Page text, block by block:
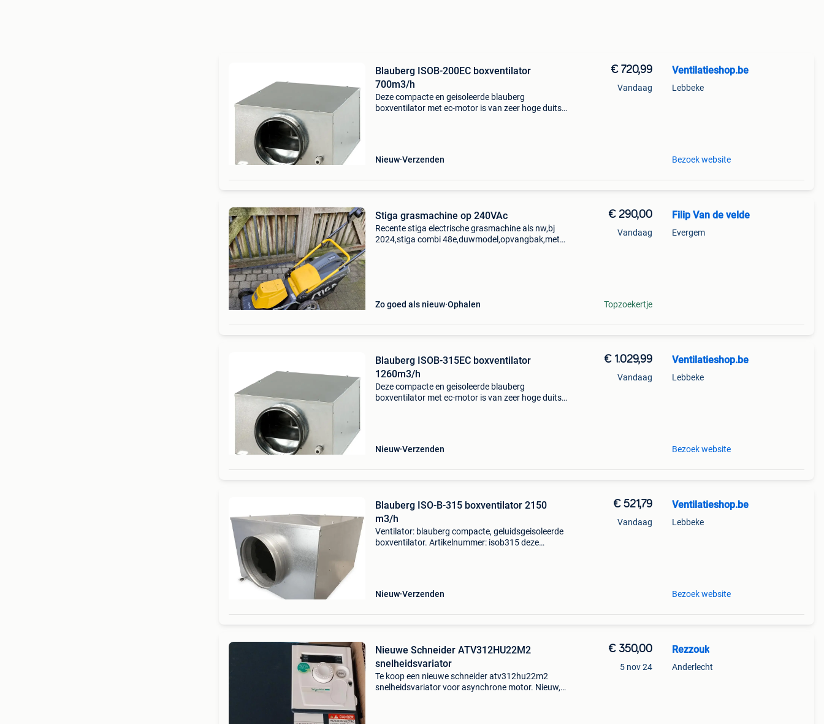
Blauberg ISOB-200EC boxventilator
700m3/h
Deze compacte en geisoleerde blauberg
boxventilator met ec-motor is van zeer hoge duitse
Nieuw Verzenden
€ 720,99
Vandaag
Ventilatieshop.be
Lebbeke
Bezoek website
Stiga grasmachine op 240VAc
Recente stiga electrische grasmachine als nw,bj
2024,stiga combi 48e,duwmodel,opvangbak,met
Zo goed als nieuw Ophalen
€ 290,00
Vandaag
Topzoekertje
Filip Van de velde
Evergem
Blauberg ISOB-315EC boxventilator
1260m3/h
Deze compacte en geisoleerde blauberg
boxventilator met ec-motor is van zeer hoge duitse
Nieuw Verzenden
€ 1.029,99
Vandaag
Ventilatieshop.be
Lebbeke
Bezoek website
Blauberg ISO-B-315 boxventilator 2150
m3/h
Ventilator: blauberg compacte, geluidsgeisoleerde
boxventilator. Artikelnummer: isob315 deze
Nieuw Verzenden
€ 521,79
Vandaag
Ventilatieshop.be
Lebbeke
Bezoek website
Nieuwe Schneider ATV312HU22M2
snelheidsvariator
Te koop een nieuwe schneider atv312hu22m2
snelheidsvariator voor asynchrone motor. Nieuw,
€ 350,00
5 nov 24
Rezzouk
Anderlecht